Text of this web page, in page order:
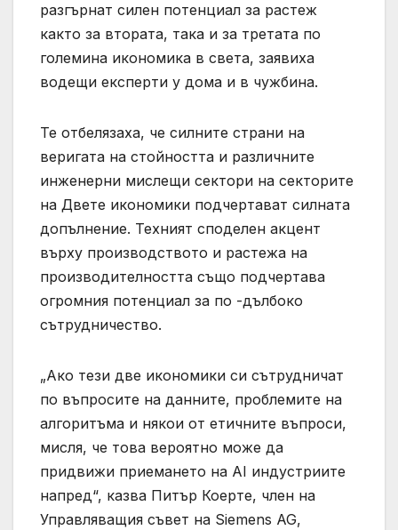
разгърнат силен потенциал за растеж
както за втората, така и за третата по
големина икономика в света, заявиха
водещи експерти у дома и в чужбина.
Те отбелязаха, че силните страни на
веригата на стойността и различните
инженерни мислещи сектори на секторите
на Двете икономики подчертават силната
допълнение. Техният споделен акцент
върху производството и растежа на
производителността също подчертава
огромния потенциал за по -дълбоко
сътрудничество.
„Ако тези две икономики си сътрудничат
по въпросите на данните, проблемите на
алгоритъма и някои от етичните въпроси,
мисля, че това вероятно може да
придвижи приемането на AI индустриите
напред“, казва Питър Коерте, член на
Управляващия съвет на Siemens AG,